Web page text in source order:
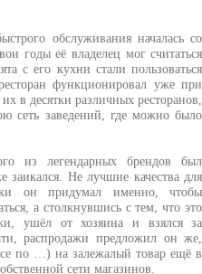
обслуживания началась со
годы её владелец мог считаться
с его кухни стали пользоваться
функционировал уже при
в десятки различных ресторанов,
сеть заведений, где можно было
из легендарных брендов был
Не лучшие качества для
он придумал именно, чтобы
а столкнувшись с тем, что это
ушёл от хозяина и взялся за
распродажи предложил он же,
по …) на залежалый товар ещё в
сети магазинов.